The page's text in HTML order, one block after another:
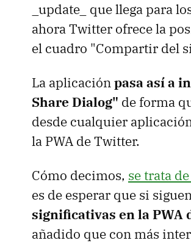
_update_ que llega para
ahora Twitter ofrece la
el cuadro "Compartir del
La aplicaciónpasa así a
Share Dialog" de forma
desde cualquier
la PWA de Twitter.
Cómo decimos, se trata
es de esperar que si
significativas en la PWA
añadido que con más